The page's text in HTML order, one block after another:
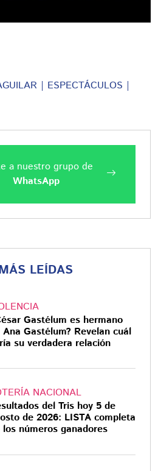
ESPECTÁCULOS
a nuestro grupo de
WhatsApp
LEÍDAS
Gastélum es hermano
Ana Gastélum? Revelan cuál
su verdadera relación
NACIONAL
del Tris hoy 5 de
de 2026: LISTA completa
los números ganadores